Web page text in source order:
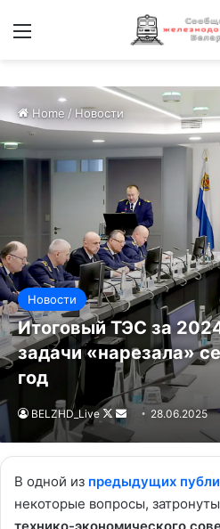
Home / Новости
Новости
Итоговый ТЭС за
задачи «нарезала»
год
BELZHD_Live
Follow
X
Send
an
email
28.06.2025
В одной из предыдущих
некоторые вопросы,